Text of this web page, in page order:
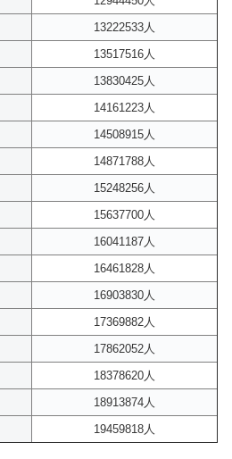
13222533人
13517516人
13830425人
14161223人
14508915人
14871788人
15248256人
15637700人
16041187人
16461828人
16903830人
17369882人
17862052人
18378620人
18913874人
19459818人